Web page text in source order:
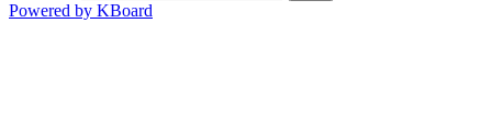
Powered by KBoard